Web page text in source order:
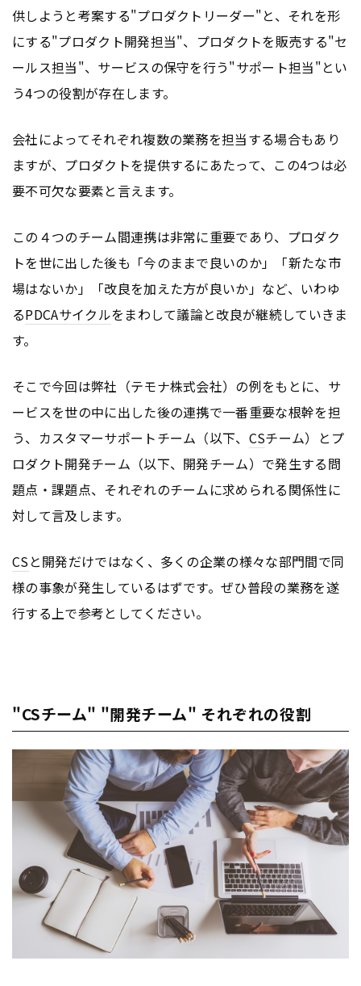
供しようと考案する"プロダクトリーダー"と、それを形
にする"プロダクト開発担当"、プロダクトを販売する"セ
ールス担当"、サービスの保守を行う"サポート担当"とい
う4つの役割が存在します。
会社によってそれぞれ複数の業務を担当する場合もあり
ますが、プロダクトを提供するにあたって、この4つは必
要不可欠な要素と言えます。
この４つのチーム間連携は非常に重要であり、プロダク
トを世に出した後も「今のままで良いのか」「新たな市
場はないか」「改良を加えた方が良いか」など、いわゆ
るPDCAサイクルをまわして議論と改良が継続していきま
す。
そこで今回は弊社（テモナ株式会社）の例をもとに、サ
ービスを世の中に出した後の連携で一番重要な根幹を担
う、カスタマーサポートチーム（以下、 CSチーム）とプ
ロダクト開発チーム（以下、開発チーム）で発生する問
題点・課題点、それぞれのチームに求められる関係性に
対して言及します。
CSと開発だけではなく、多くの企業の様々な部門間で同
様の事象が発生しているはずです。ぜひ普段の業務を遂
行する上で参考としてください。
"CSチーム" "開発チーム" それぞれの役割